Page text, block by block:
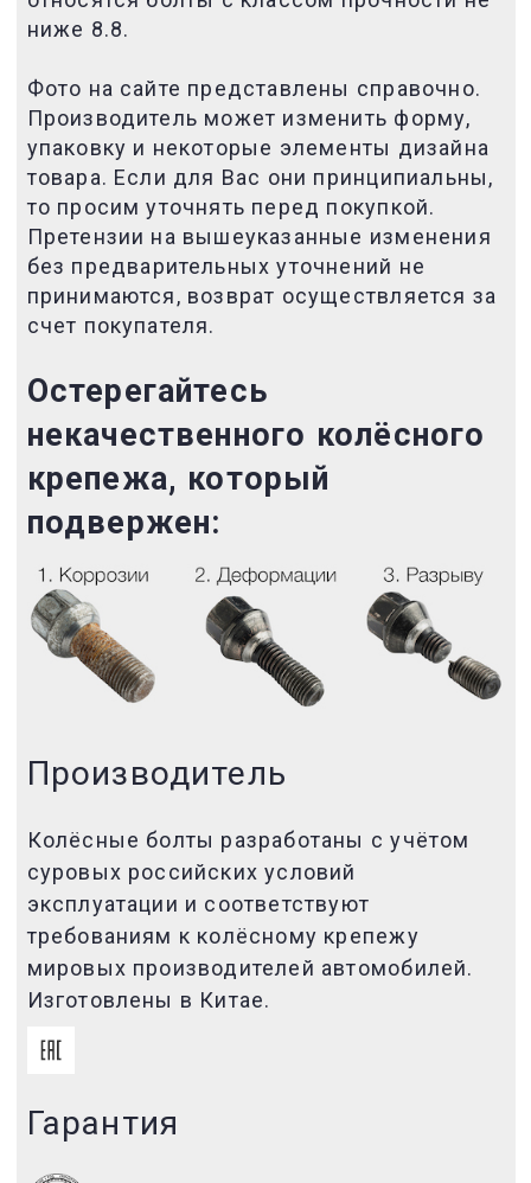
ниже 8.8.
Фото на сайте представлены справочно.
Производитель может изменить форму,
упаковку и некоторые элементы дизайна
товара. Если для Вас они принципиальны,
то просим уточнять перед покупкой.
Претензии на вышеуказанные изменения
без предварительных уточнений не
принимаются, возврат осуществляется за
счет покупателя.
Остерегайтесь
некачественного колёсного
крепежа, который
подвержен:
Производитель
Колёсные болты разработаны с учётом
суровых российских условий
эксплуатации и соответствуют
требованиям к колёсному крепежу
мировых производителей автомобилей.
Изготовлены в Китае.
Гарантия